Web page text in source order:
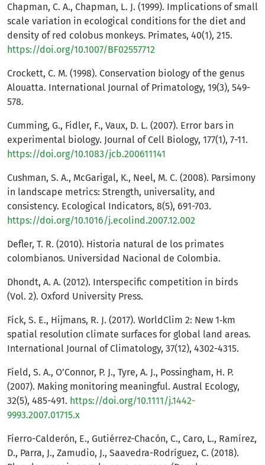
Chapman, C. A., Chapman, L. J. (1999). Implications of small
scale variation in ecological conditions for the diet and
density of red colobus monkeys. Primates, 40(1), 215.
https://doi.org/10.1007/BF02557712
Crockett, C. M. (1998). Conservation biology of the genus
Alouatta. International Journal of Primatology, 19(3), 549-
578.
Cumming, G., Fidler, F., Vaux, D. L. (2007). Error bars in
experimental biology. Journal of Cell Biology, 177(1), 7-11.
https://doi.org/10.1083/jcb.200611141
Cushman, S. A., McGarigal, K., Neel, M. C. (2008). Parsimony
in landscape metrics: Strength, universality, and
consistency. Ecological Indicators, 8(5), 691-703.
https://doi.org/10.1016/j.ecolind.2007.12.002
Defler, T. R. (2010). Historia natural de los primates
colombianos. Universidad Nacional de Colombia.
Dhondt, A. A. (2012). Interspecific competition in birds
(Vol. 2). Oxford University Press.
Fick, S. E., Hijmans, R. J. (2017). WorldClim 2: New 1‐km
spatial resolution climate surfaces for global land areas.
International Journal of Climatology, 37(12), 4302-4315.
Field, S. A., O’Connor, P. J., Tyre, A. J., Possingham, H. P.
(2007). Making monitoring meaningful. Austral Ecology,
32(5), 485-491. https://doi.org/10.1111/j.1442-
9993.2007.01715.x
Fierro-Calderón, E., Gutiérrez-Chacón, C., Caro, L., Ramírez,
D., Parra, J., Zamudio, J., Saavedra-Rodríguez, C. (2018).